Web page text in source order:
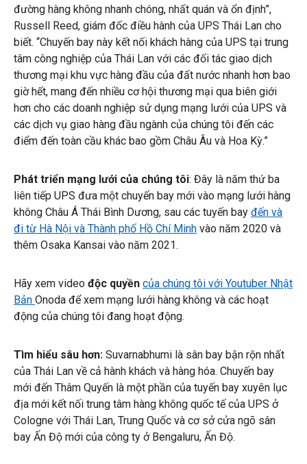
đường hàng không nhanh chóng, nhất quán và ổn định”,
Russell Reed, giám đốc điều hành của UPS Thái Lan cho
biết. “Chuyến bay này kết nối khách hàng của UPS tại trung
tâm công nghiệp của Thái Lan với các đối tác giao dịch
thương mại khu vực hàng đầu của đất nước nhanh hơn bao
giờ hết, mang đến nhiều cơ hội thương mại qua biên giới
hơn cho các doanh nghiệp sử dụng mạng lưới của UPS và
các dịch vụ giao hàng đầu ngành của chúng tôi đến các
điểm đến toàn cầu khác bao gồm Châu Âu và Hoa Kỳ.”
Phát triển mạng lưới của chúng tôi: Đây là năm thứ ba
liên tiếp UPS đưa một chuyến bay mới vào mạng lưới hàng
không Châu Á Thái Bình Dương, sau các tuyến bay đến và
đi từ Hà Nội và Thành phố Hồ Chí Minh vào năm 2020 và
thêm Osaka Kansai vào năm 2021.
Hãy xem video độc quyền của chúng tôi với Youtuber Nhật
Bản Onoda để xem mạng lưới hàng không và các hoạt
động của chúng tôi đang hoạt động.
Tìm hiểu sâu hơn: Suvarnabhumi là sân bay bận rộn nhất
của Thái Lan về cả hành khách và hàng hóa. Chuyến bay
mới đến Thâm Quyến là một phần của tuyến bay xuyên lục
địa mới kết nối trung tâm hàng không quốc tế của UPS ở
Cologne với Thái Lan, Trung Quốc và cơ sở cửa ngõ sân
bay Ấn Độ mới của công ty ở Bengaluru, Ấn Độ.